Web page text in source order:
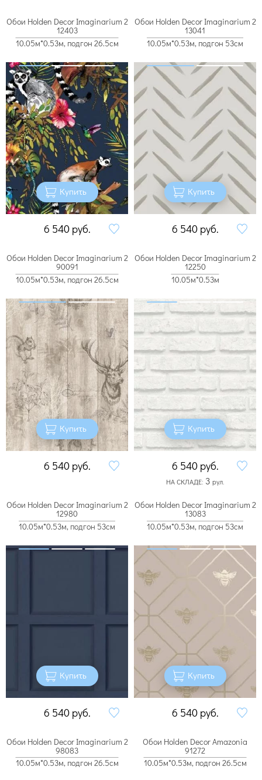
Обои Holden Decor Imaginarium 2
12403
10.05м*0.53м, подгон 26.5см
Купить
6 540 руб.
Обои Holden Decor Imaginarium 2
13041
10.05м*0.53м, подгон 53см
Купить
6 540 руб.
Обои Holden Decor Imaginarium 2
90091
10.05м*0.53м, подгон 26.5см
Купить
6 540 руб.
Обои Holden Decor Imaginarium 2
12250
10.05м*0.53м
Купить
6 540 руб.
НА СКЛАДЕ: 3 рул.
Обои Holden Decor Imaginarium 2
12980
10.05м*0.53м, подгон 53см
Купить
6 540 руб.
Обои Holden Decor Imaginarium 2
13083
10.05м*0.53м, подгон 53см
Купить
6 540 руб.
Обои Holden Decor Imaginarium 2
98083
10.05м*0.53м, подгон 26.5см
Обои Holden Decor Amazonia
91272
10.05м*0.53м, подгон 26.5см